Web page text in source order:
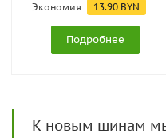
Экономия 13.90 BYN
Подробнее
К новым шинам